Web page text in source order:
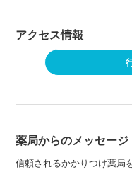
アクセス情報
薬局からのメッセージ
信頼されるかかりつけ薬局